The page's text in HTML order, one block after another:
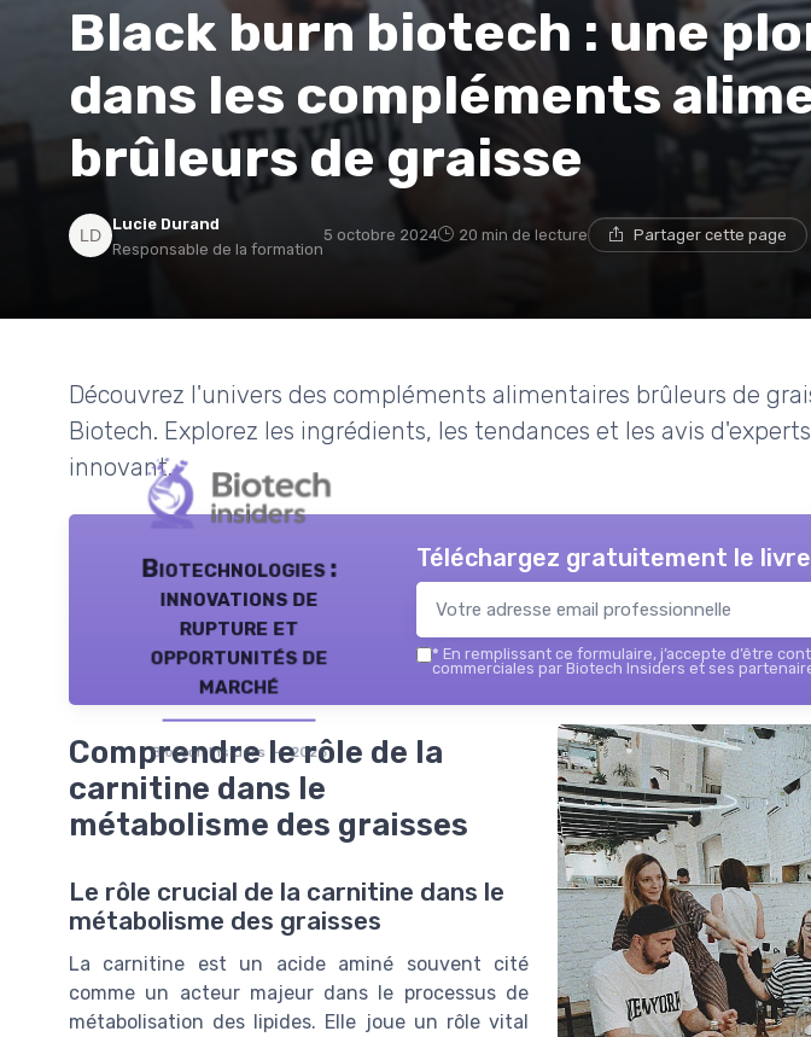
Black burn biotech : une
dans les compléments
brûleurs de graisse
Lucie Durand
Responsable de la formation
5 octobre 2024 20 min de lecture Partager cette page
Découvrez l'univers des compléments alimentaires brûleurs de
Biotech. Explorez les ingrédients, les tendances et les avis
innovant.
Biotechnologies :
innovations de
rupture et
opportunités de
marché
Biotech Insiders — 2026
Téléchargez gratuitement le
* En remplissant ce formulaire, j’accepte d’être
commerciales par Biotech Insiders et ses
Comprendre le rôle de la
carnitine dans le
métabolisme des graisses
Le rôle crucial de la carnitine dans le
métabolisme des graisses
La carnitine est un acide aminé souvent cité
comme un acteur majeur dans le processus de
métabolisation des lipides. Elle joue un rôle vital